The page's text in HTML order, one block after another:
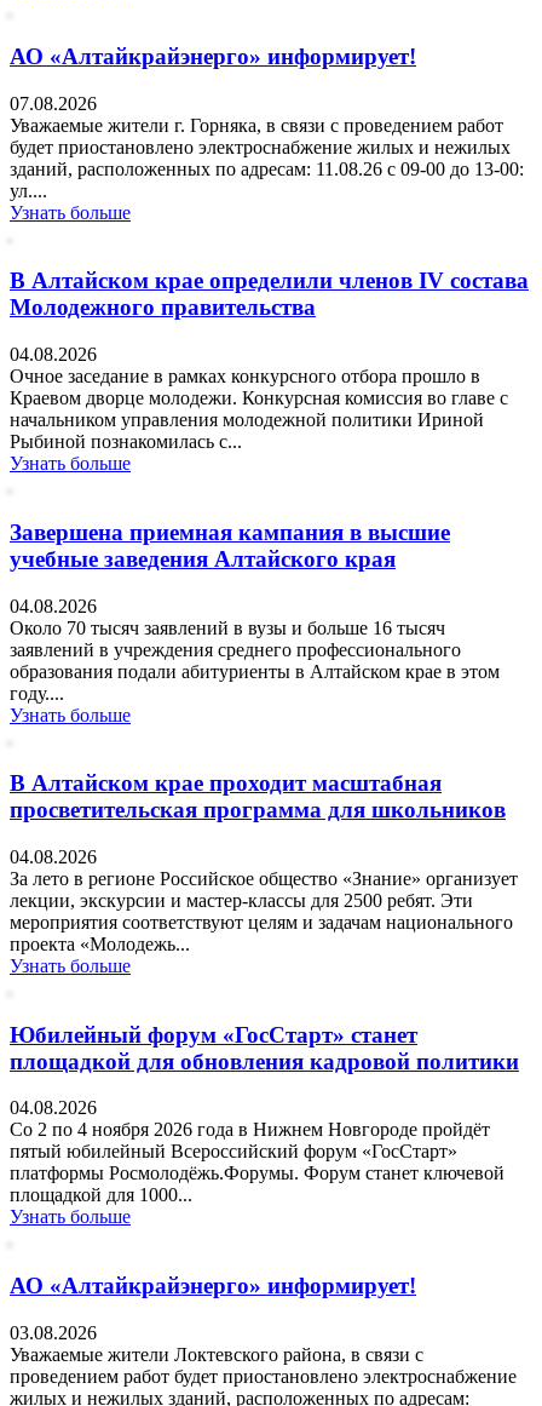
АО «Алтайкрайэнерго» информирует!
07.08.2026
Уважаемые жители г. Горняка, в связи с проведением работ
будет приостановлено электроснабжение жилых и нежилых
зданий, расположенных по адресам: 11.08.26 с 09-00 до 13-00:
ул....
Узнать больше
В Алтайском крае определили членов IV состава
Молодежного правительства
04.08.2026
Очное заседание в рамках конкурсного отбора прошло в
Краевом дворце молодежи. Конкурсная комиссия во главе с
начальником управления молодежной политики Ириной
Рыбиной познакомилась с...
Узнать больше
Завершена приемная кампания в высшие
учебные заведения Алтайского края
04.08.2026
Около 70 тысяч заявлений в вузы и больше 16 тысяч
заявлений в учреждения среднего профессионального
образования подали абитуриенты в Алтайском крае в этом
году....
Узнать больше
В Алтайском крае проходит масштабная
просветительская программа для школьников
04.08.2026
За лето в регионе Российское общество «Знание» организует
лекции, экскурсии и мастер-классы для 2500 ребят. Эти
мероприятия соответствуют целям и задачам национального
проекта «Молодежь...
Узнать больше
Юбилейный форум «ГосСтарт» станет
площадкой для обновления кадровой политики
04.08.2026
Со 2 по 4 ноября 2026 года в Нижнем Новгороде пройдёт
пятый юбилейный Всероссийский форум «ГосСтарт»
платформы Росмолодёжь.Форумы. Форум станет ключевой
площадкой для 1000...
Узнать больше
АО «Алтайкрайэнерго» информирует!
03.08.2026
Уважаемые жители Локтевского района, в связи с
проведением работ будет приостановлено электроснабжение
жилых и нежилых зданий, расположенных по адресам: